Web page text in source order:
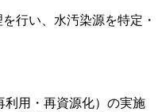
行い、水汚染源を特定・
利用・再資源化）の実施